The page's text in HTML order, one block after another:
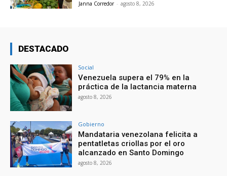
Janna Corredor - agosto 8, 2026
DESTACADO
Social
Venezuela supera el 79% en la
práctica de la lactancia materna
agosto 8, 2026
Gobierno
Mandataria venezolana felicita a
pentatletas criollas por el oro
alcanzado en Santo Domingo
agosto 8, 2026